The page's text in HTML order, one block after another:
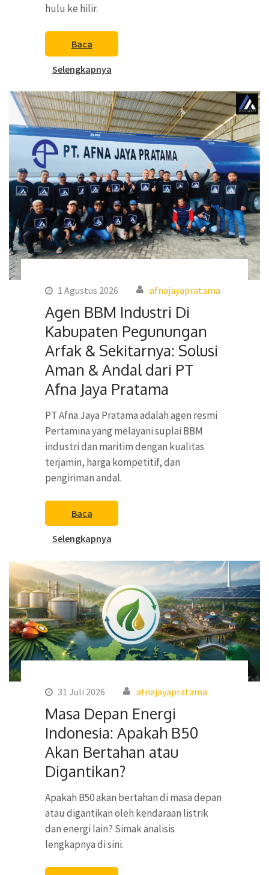
hulu ke hilir.
Baca
Selengkapnya
1 Agustus 2026 afnajayapratama
Agen BBM Industri Di
Kabupaten Pegunungan
Arfak & Sekitarnya: Solusi
Aman & Andal dari PT
Afna Jaya Pratama
PT Afna Jaya Pratama adalah agen resmi
Pertamina yang melayani suplai BBM
industri dan maritim dengan kualitas
terjamin, harga kompetitif, dan
pengiriman andal.
Baca
Selengkapnya
31 Juli 2026 afnajayapratama
Masa Depan Energi
Indonesia: Apakah B50
Akan Bertahan atau
Digantikan?
Apakah B50 akan bertahan di masa depan
atau digantikan oleh kendaraan listrik
dan energi lain? Simak analisis
lengkapnya di sini.